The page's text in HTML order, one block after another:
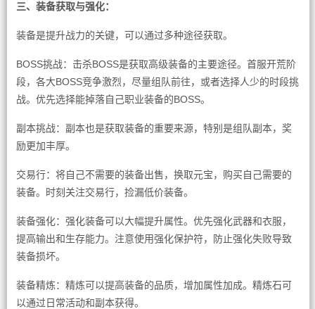
三、装备获取与强化：
装备是提升战力的关键，可以通过多种途径获取。
BOSS挑战：击杀BOSS是获取高级装备的主要途径。首服开荒阶
段，各大BOSS竞争激烈，尽量组队前往，或者选择人少的时段挑
战。优先选择能掉落自己职业装备的BOSS。
副本挑战：副本也是获取装备的重要来源，特别是组队副本，奖
励更加丰厚。
交易行：将自己不需要的装备出售，换取元宝，购买自己需要的
装备。时刻关注交易行，捡漏低价装备。
装备强化：强化装备可以大幅提升属性。优先强化武器和衣服，
提高输出和生存能力。注意使用强化保护符，防止强化失败导致
装备损坏。
装备精炼：精炼可以提高装备的品质，增加属性加成。精炼石可
以通过日常活动和副本获得。